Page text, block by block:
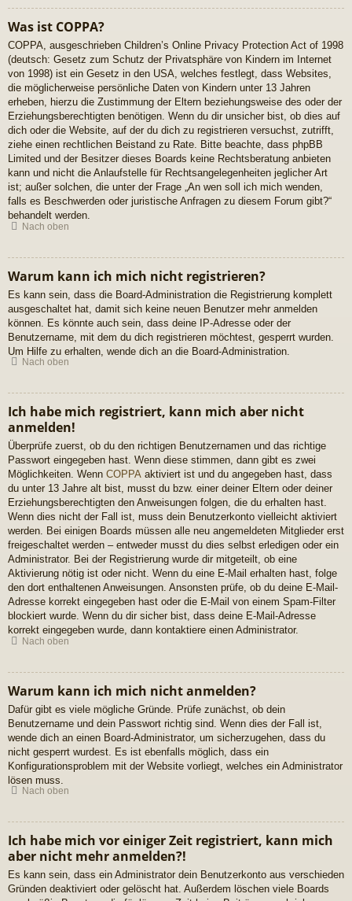
Was ist COPPA?
COPPA, ausgeschrieben Children’s Online Privacy Protection Act of 1998
(deutsch: Gesetz zum Schutz der Privatsphäre von Kindern im Internet
von 1998) ist ein Gesetz in den USA, welches festlegt, dass Websites,
die möglicherweise persönliche Daten von Kindern unter 13 Jahren
erheben, hierzu die Zustimmung der Eltern beziehungsweise des oder der
Erziehungsberechtigten benötigen. Wenn du dir unsicher bist, ob dies auf
dich oder die Website, auf der du dich zu registrieren versuchst, zutrifft,
ziehe einen rechtlichen Beistand zu Rate. Bitte beachte, dass phpBB
Limited und der Besitzer dieses Boards keine Rechtsberatung anbieten
kann und nicht die Anlaufstelle für Rechtsangelegenheiten jeglicher Art
ist; außer solchen, die unter der Frage „An wen soll ich mich wenden,
falls es Beschwerden oder juristische Anfragen zu diesem Forum gibt?“
behandelt werden.
Nach oben
Warum kann ich mich nicht registrieren?
Es kann sein, dass die Board-Administration die Registrierung komplett
ausgeschaltet hat, damit sich keine neuen Benutzer mehr anmelden
können. Es könnte auch sein, dass deine IP-Adresse oder der
Benutzername, mit dem du dich registrieren möchtest, gesperrt wurden.
Um Hilfe zu erhalten, wende dich an die Board-Administration.
Nach oben
Ich habe mich registriert, kann mich aber nicht
anmelden!
Überprüfe zuerst, ob du den richtigen Benutzernamen und das richtige
Passwort eingegeben hast. Wenn diese stimmen, dann gibt es zwei
Möglichkeiten. Wenn COPPA aktiviert ist und du angegeben hast, dass
du unter 13 Jahre alt bist, musst du bzw. einer deiner Eltern oder deiner
Erziehungsberechtigten den Anweisungen folgen, die du erhalten hast.
Wenn dies nicht der Fall ist, muss dein Benutzerkonto vielleicht aktiviert
werden. Bei einigen Boards müssen alle neu angemeldeten Mitglieder erst
freigeschaltet werden – entweder musst du dies selbst erledigen oder ein
Administrator. Bei der Registrierung wurde dir mitgeteilt, ob eine
Aktivierung nötig ist oder nicht. Wenn du eine E-Mail erhalten hast, folge
den dort enthaltenen Anweisungen. Ansonsten prüfe, ob du deine E-Mail-
Adresse korrekt eingegeben hast oder die E-Mail von einem Spam-Filter
blockiert wurde. Wenn du dir sicher bist, dass deine E-Mail-Adresse
korrekt eingegeben wurde, dann kontaktiere einen Administrator.
Nach oben
Warum kann ich mich nicht anmelden?
Dafür gibt es viele mögliche Gründe. Prüfe zunächst, ob dein
Benutzername und dein Passwort richtig sind. Wenn dies der Fall ist,
wende dich an einen Board-Administrator, um sicherzugehen, dass du
nicht gesperrt wurdest. Es ist ebenfalls möglich, dass ein
Konfigurationsproblem mit der Website vorliegt, welches ein Administrator
lösen muss.
Nach oben
Ich habe mich vor einiger Zeit registriert, kann mich
aber nicht mehr anmelden?!
Es kann sein, dass ein Administrator dein Benutzerkonto aus verschieden
Gründen deaktiviert oder gelöscht hat. Außerdem löschen viele Boards